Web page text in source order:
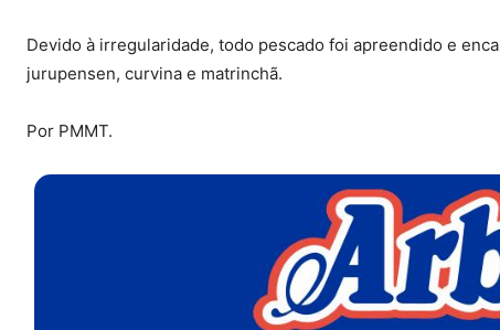
Devido à irregularidade, todo pescado foi apreendido e
jurupensen, curvina e matrinchã.
Por PMMT.